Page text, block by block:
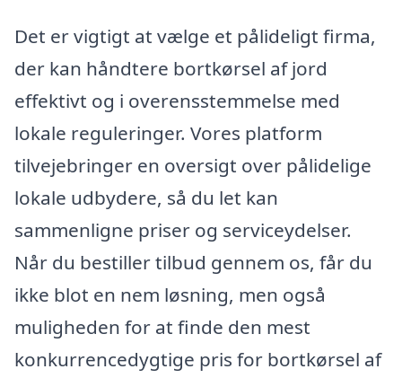
Det er vigtigt at vælge et pålideligt firma,
der kan håndtere bortkørsel af jord
effektivt og i overensstemmelse med
lokale reguleringer. Vores platform
tilvejebringer en oversigt over pålidelige
lokale udbydere, så du let kan
sammenligne priser og serviceydelser.
Når du bestiller tilbud gennem os, får du
ikke blot en nem løsning, men også
muligheden for at finde den mest
konkurrencedygtige pris for bortkørsel af